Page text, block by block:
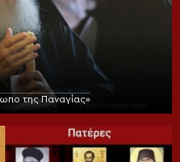
της Παναγίας»